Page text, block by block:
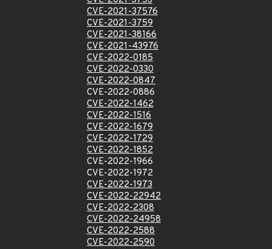
CVE-2021-37576
CVE-2021-3759
CVE-2021-38166
CVE-2021-43976
CVE-2022-0185
CVE-2022-0330
CVE-2022-0847
CVE-2022-0886
CVE-2022-1462
CVE-2022-1516
CVE-2022-1679
CVE-2022-1729
CVE-2022-1852
CVE-2022-1966
CVE-2022-1972
CVE-2022-1973
CVE-2022-22942
CVE-2022-2308
CVE-2022-24958
CVE-2022-2588
CVE-2022-2590